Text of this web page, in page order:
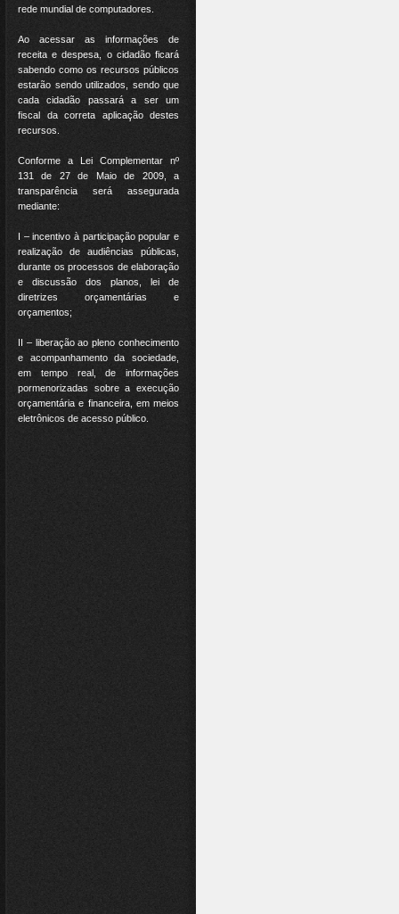
rede mundial de computadores.
Ao acessar as informações de
receita e despesa, o cidadão ficará
sabendo como os recursos públicos
estarão sendo utilizados, sendo que
cada cidadão passará a ser um
fiscal da correta aplicação destes
recursos.
Conforme a Lei Complementar nº
131 de 27 de Maio de 2009, a
transparência será assegurada
mediante:
I – incentivo à participação popular e
realização de audiências públicas,
durante os processos de elaboração
e discussão dos planos, lei de
diretrizes orçamentárias e
orçamentos;
II – liberação ao pleno conhecimento
e acompanhamento da sociedade,
em tempo real, de informações
pormenorizadas sobre a execução
orçamentária e financeira, em meios
eletrônicos de acesso público.